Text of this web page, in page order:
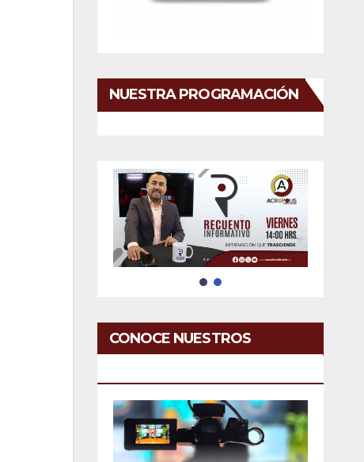
NUESTRA PROGRAMACIÓN
CONOCE NUESTROS